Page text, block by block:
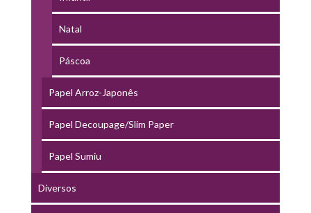
Natal
Páscoa
Papel Arroz-Japonês
Papel Decoupage/Slim Paper
Papel Sumiu
Diversos